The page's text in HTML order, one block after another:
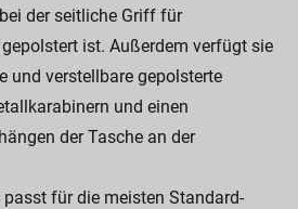
der seitliche Griff für
ist. Außerdem verfügt sie
und verstellbare gepolsterte
und einen
der Tasche an der
passt für die meisten Standard-